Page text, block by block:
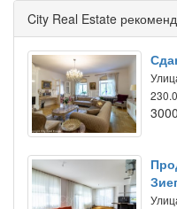
City Real Estate